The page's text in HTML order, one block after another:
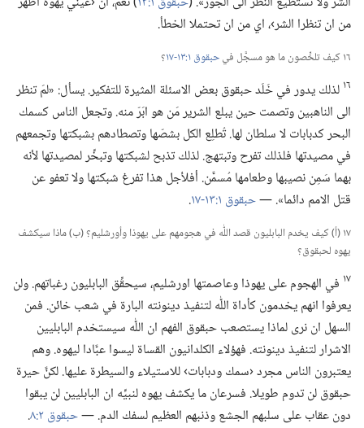
من ان تنظرا الشر›،‏ اي من ان تحتملا الخطأ.‏
١٦ كيف تلخِّصون ما هو مسجَّل في حبقوق ١:‏١٣-‏١٧
‏؟‏
١٦ لذلك يدور في خَلَد حبقوق بعض الاسئلة المثيرة للتفكير.‏ يسأل:‏ «لمَ تنظر
الى الناهبين وتصمت حين يبلع الشرير مَن هو ابَرّ منه.‏ وتجعل الناس كسمك
البحر كدبابات لا سلطان لها.‏ تُطلِع الكل بشصّها وتصطادهم بشبكتها وتجمعهم
في مصيدتها فلذلك تفرح وتبتهج.‏ لذلك تذبح لشبكتها وتبخِّر لمصيدتها لأنه
بهما سَمِن نصيبها وطعامها مُسمَّن.‏ أفلأجل هذا تفرغ شبكتها ولا تعفو عن
قتل الامم دائما».‏ —‏حبقوق ١:‏١٣-‏١٧ ‏.‏
١٧ (‏أ)‏ كيف يخدم البابليون قصد اللّٰه في هجومهم على يهوذا وأورشليم؟‏ (‏ب)‏ ماذا سيكشف
يهوه لحبقوق؟‏
١٧ في الهجوم على يهوذا وعاصمتها اورشليم،‏ سيحقِّق البابليون رغباتهم.‏ ولن
يعرفوا انهم يخدمون كأداة اللّٰه لتنفيذ دينونته البارة في شعب خائن.‏ فمن
السهل ان نرى لماذا يستصعب حبقوق الفهم ان اللّٰه سيستخدم البابليين
الاشرار لتنفيذ دينونته.‏ فهؤلاء الكلدانيون القساة ليسوا عبَّادا ليهوه.‏ وهم
يعتبرون الناس مجرد ‹سمك ودبابات› للاستيلاء والسيطرة عليها.‏ لكنَّ حيرة
حبقوق لن تدوم طويلا.‏ فسرعان ما يكشف يهوه لنبيِّه ان البابليين لن يبقوا
دون عقاب على سلبهم الجشع وذنبهم العظيم لسفك الدم.‏ —‏حبقوق ٢:‏٨ ‏.‏